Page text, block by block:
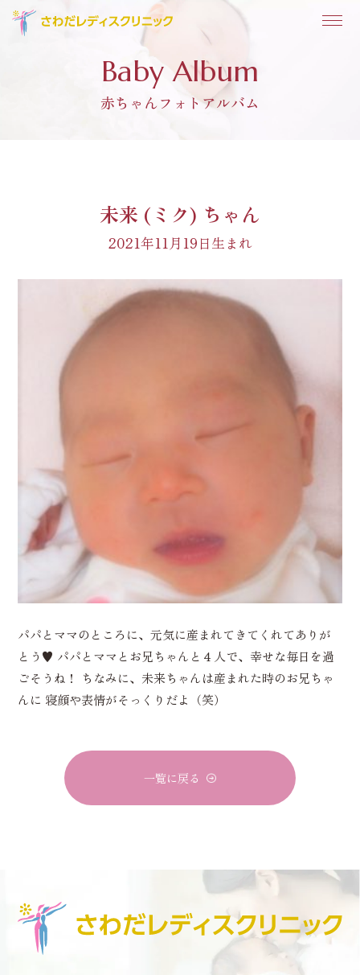
Baby Album
赤ちゃんフォトアルバム
未来 (ミク) ちゃん
2021年11月19日生まれ
パパとママのところに、元気に産まれてきてくれてありが
とう♥ パパとママとお兄ちゃんと４人で、幸せな毎日を過
ごそうね！ ちなみに、未来ちゃんは産まれた時のお兄ちゃ
んに 寝顔や表情がそっくりだよ（笑）
一覧に戻る